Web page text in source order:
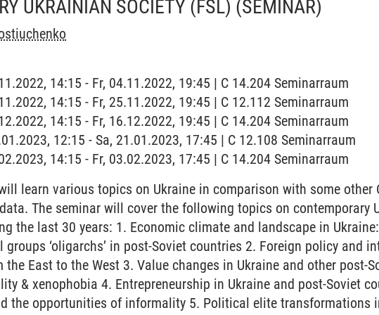
UKRAINIAN SOCIETY (FSL) (SEMINAR)
14:15 - Fr, 04.11.2022, 19:45 | C 14.204 Seminarraum
14:15 - Fr, 25.11.2022, 19:45 | C 12.112 Seminarraum
14:15 - Fr, 16.12.2022, 19:45 | C 14.204 Seminarraum
12:15 - Sa, 21.01.2023, 17:45 | C 12.108 Seminarraum
14:15 - Fr, 03.02.2023, 17:45 | C 14.204 Seminarraum
learn various topics on Ukraine in comparison with some other
The seminar will cover the following topics on contemporary
the last 30 years: 1. Economic climate and landscape in
‘oligarchs’ in post-Soviet countries 2. Foreign policy and
the East to the West 3. Value changes in Ukraine and other post-
& xenophobia 4. Entrepreneurship in Ukraine and post-Soviet
the opportunities of informality 5. Political elite transformations